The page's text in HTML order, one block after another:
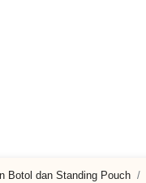
Botol dan Standing Pouch